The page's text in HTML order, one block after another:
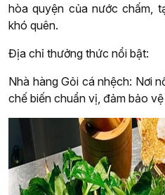
hòa quyện của nước chấm,
khó quên.
Địa chỉ thưởng thức nổi bật:
Nhà hàng Gỏi cá nhệch: Nơi
chế biến chuẩn vị, đảm bảo